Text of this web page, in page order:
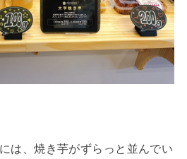
は、焼き芋がずらっと並んでい